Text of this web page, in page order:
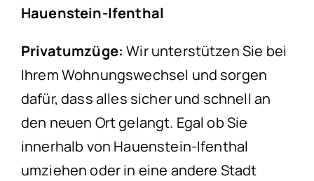
Hauenstein-Ifenthal
Privatumzüge: Wir unterstützen Sie bei
Ihrem Wohnungswechsel und sorgen
dafür, dass alles sicher und schnell an
den neuen Ort gelangt. Egal ob Sie
innerhalb von Hauenstein-Ifenthal
umziehen oder in eine andere Stadt